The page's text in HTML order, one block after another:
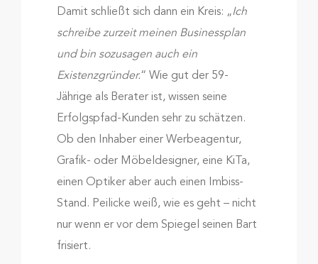
Damit schließt sich dann ein Kreis: „Ich
schreibe zurzeit meinen Businessplan
und bin sozusagen auch ein
Existenzgründer.“ Wie gut der 59-
Jährige als Berater ist, wissen seine
Erfolgspfad-Kunden sehr zu schätzen.
Ob den Inhaber einer Werbeagentur,
Grafik- oder Möbeldesigner, eine KiTa,
einen Optiker aber auch einen Imbiss-
Stand. Peilicke weiß, wie es geht – nicht
nur wenn er vor dem Spiegel seinen Bart
frisiert.